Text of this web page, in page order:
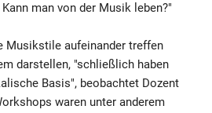
man von der Musik leben?"
Musikstile aufeinander treffen
darstellen, "schließlich haben
Basis", beobachtet Dozent
waren unter anderem